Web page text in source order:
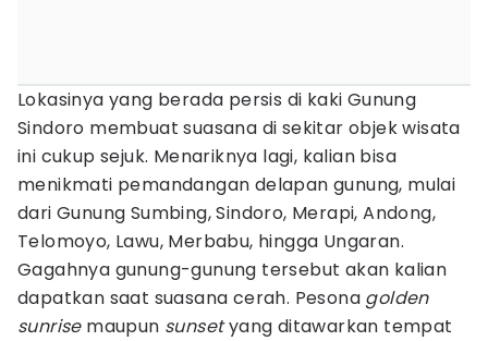
Lokasinya yang berada persis di kaki Gunung
Sindoro membuat suasana di sekitar objek wisata
ini cukup sejuk. Menariknya lagi, kalian bisa
menikmati pemandangan delapan gunung, mulai
dari Gunung Sumbing, Sindoro, Merapi, Andong,
Telomoyo, Lawu, Merbabu, hingga Ungaran.
Gagahnya gunung-gunung tersebut akan kalian
dapatkan saat suasana cerah. Pesona golden
sunrisemaupun sunsetyang ditawarkan tempat